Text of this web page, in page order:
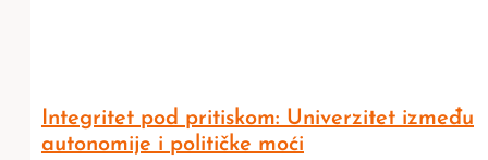
Integritet pod pritiskom: Univerzitet između
autonomije i političke moći